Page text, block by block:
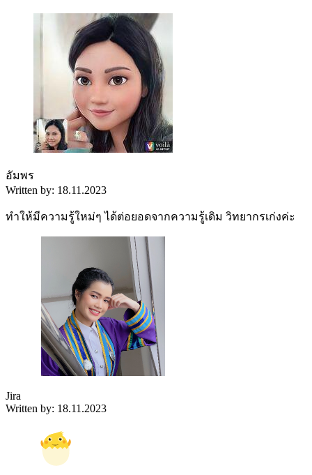
อัมพร
Written by: 18.11.2023
ทำให้มีความรู้ใหม่ๆ ได้ต่อยอดจากความรู้เดิม วิทยากรเก่งค่ะ
Jira
Written by: 18.11.2023